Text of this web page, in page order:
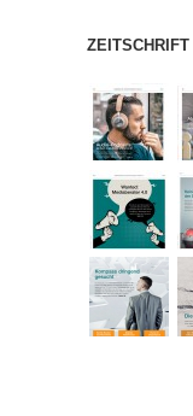
ZEITSCHRIFT